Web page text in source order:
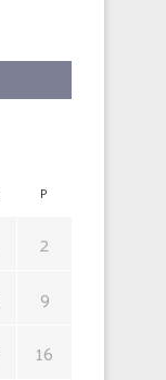
P
2
9
16